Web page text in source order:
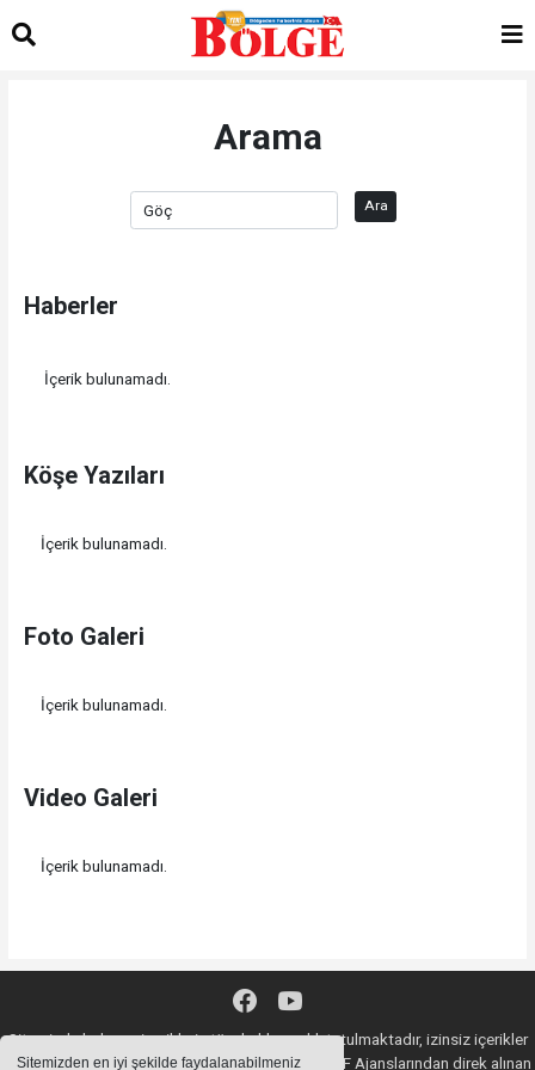
Sitemizden en iyi şekilde faydalanabilmeniz
Arama
Ara
Haberler
İçerik bulunamadı.
Köşe Yazıları
İçerik bulunamadı.
Foto Galeri
İçerik bulunamadı.
Video Galeri
İçerik bulunamadı.
Sitemizde bulunan içeriklerin tüm hakları saklı tutulmaktadır, izinsiz içerikler
kullanılamaz. Copyright 2020© AA, İHA, DHA, İGF Ajanslarından direk alınan